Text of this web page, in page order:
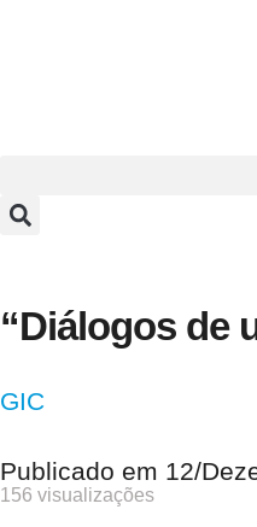
“Diálogos de
GIC
Publicado em 12/
156 visualizações